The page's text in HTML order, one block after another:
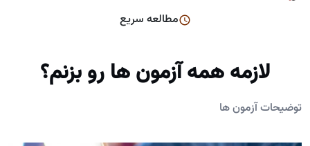
مطالعه سریع
لازمه همه آزمون ها رو بزنم؟
توضیحات آزمون ها